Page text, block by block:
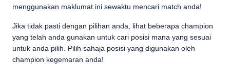
menggunakan maklumat ini sewaktu mencari match anda!
Jika tidak pasti dengan pilihan anda, lihat beberapa champion
yang telah anda gunakan untuk cari posisi mana yang sesuai
untuk anda pilih. Pilih sahaja posisi yang digunakan oleh
champion kegemaran anda!